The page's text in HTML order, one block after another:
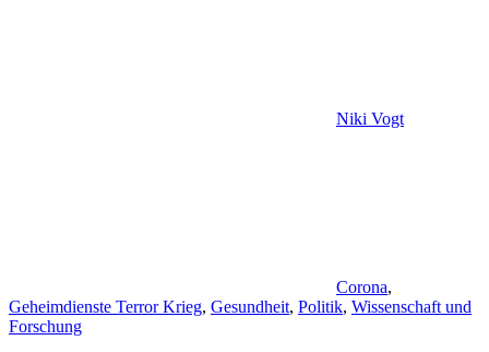
Niki Vogt
Corona,
Geheimdienste Terror Krieg, Gesundheit, Politik, Wissenschaft und
Forschung